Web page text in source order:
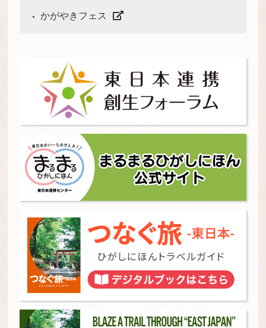
かがやきフェス